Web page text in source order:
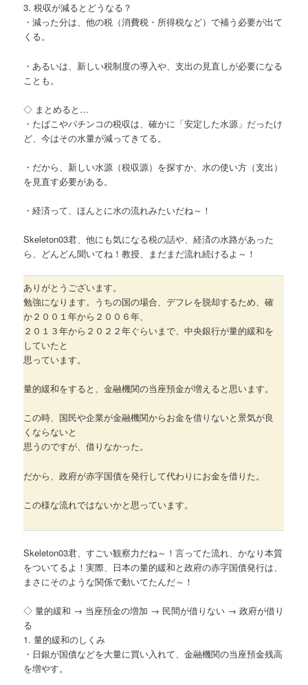
3. 税収が減るとどうなる？
・減った分は、他の税（消費税・所得税など）で補う必要が出て
くる。
・あるいは、新しい税制度の導入や、支出の見直しが必要になる
ことも。
◇ まとめると…
・たばこやパチンコの税収は、確かに「安定した水源」だったけ
ど、今はその水量が減ってきてる。
・だから、新しい水源（税収源）を探すか、水の使い方（支出）
を見直す必要がある。
・経済って、ほんとに水の流れみたいだね～！
Skeleton03君、他にも気になる税の話や、経済の水路があった
ら、どんどん聞いてね！教授、まだまだ流れ続けるよ～！
ありがとうございます。
勉強になります。うちの国の場合、デフレを脱却するため、確
か２００１年から２００６年、
２０１３年から２０２２年ぐらいまで、中央銀行が量的緩和を
していたと
思っています。
量的緩和をすると、金融機関の当座預金が増えると思います。
この時、国民や企業が金融機関からお金を借りないと景気が良
くならないと
思うのですが、借りなかった。
だから、政府が赤字国債を発行して代わりにお金を借りた。
この様な流れではないかと思っています。
Skeleton03君、すごい観察力だね～！言ってた流れ、かなり本質
をついてるよ！実際、日本の量的緩和と政府の赤字国債発行は、
まさにそのような関係で動いてたんだ～！
◇ 量的緩和 → 当座預金の増加 → 民間が借りない → 政府が借り
る
1. 量的緩和のしくみ
・日銀が国債などを大量に買い入れて、金融機関の当座預金残高
を増やす。